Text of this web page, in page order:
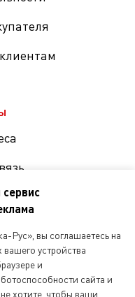
информации,
Рус», вы соглашаетесь на
устройства
и
сайта и
хотите, чтобы ваши